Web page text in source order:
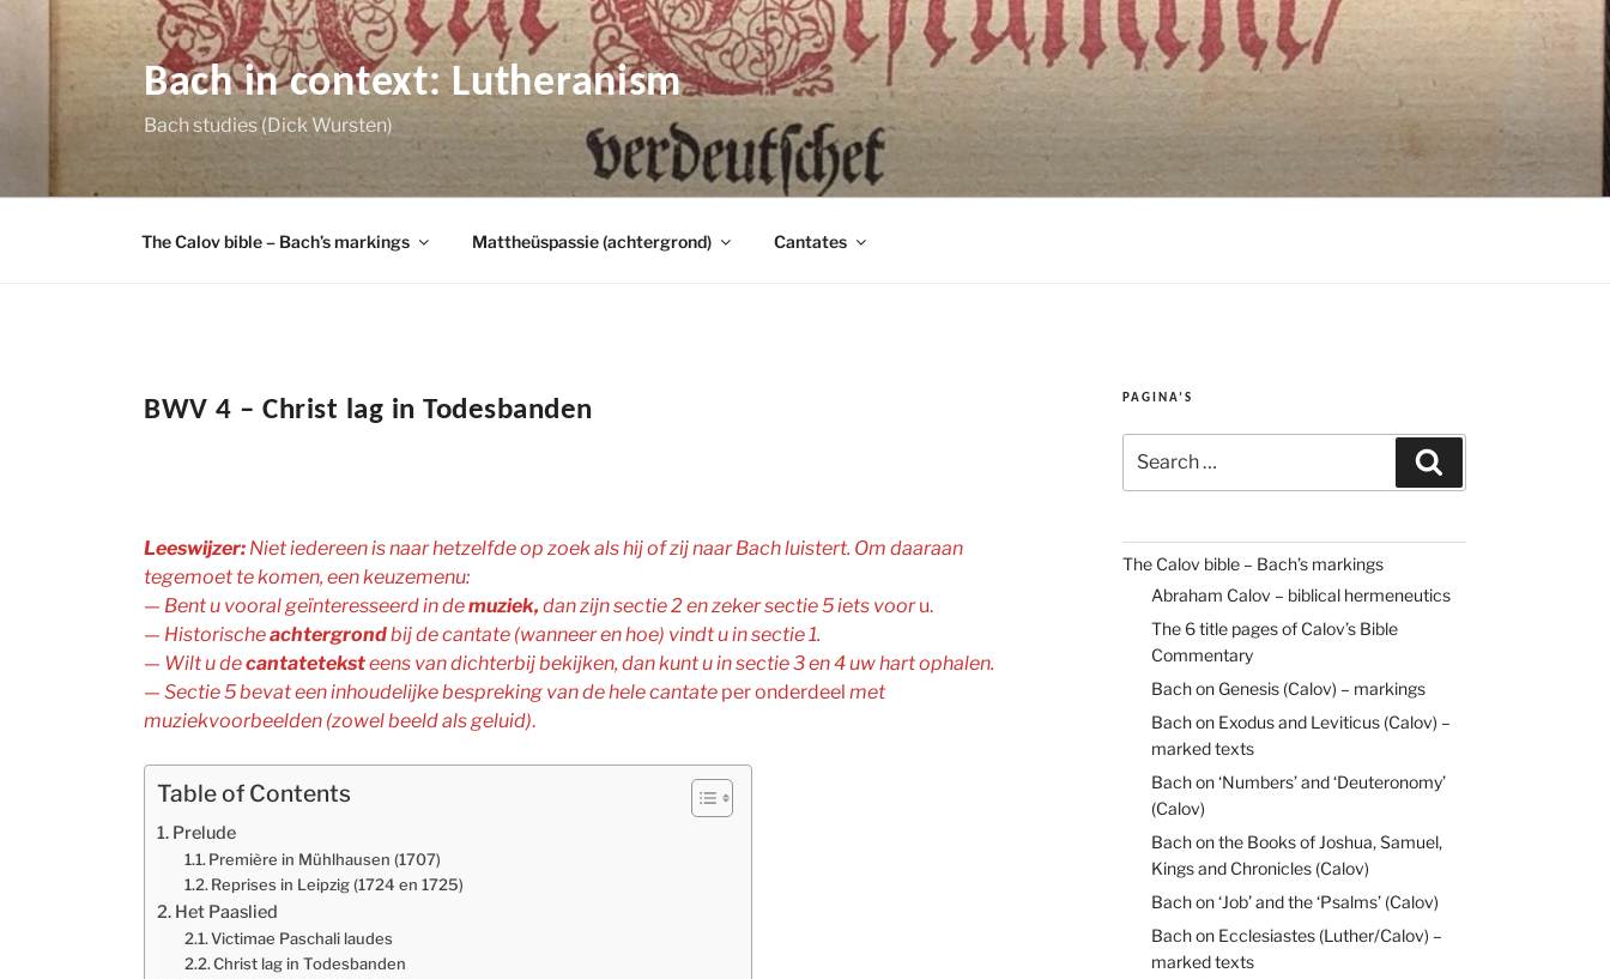
Bach in context: Lutheranism
Bach studies (Dick Wursten)
The Calov bible – Bach’s markings Mattheüspassie (achtergrond) Cantates
BWV 4 – Christ lag in Todesbanden
Leeswijzer: Niet iedereen is naar hetzelfde op zoek als hij of zij naar Bach luistert. Om daaraan
tegemoet te komen, een keuzemenu:
— Bent u vooral geïnteresseerd in demuziek, dan zijn sectie 2 en zeker sectie 5 iets vooru.
— Historischeachtergrondbij de cantate (wanneer en hoe) vindt u in sectie 1.
— Wilt u decantateteksteens van dichterbij bekijken, dan kunt u in sectie 3 en 4 uw hart ophalen.
— Sectie 5 bevat een inhoudelijke bespreking van de hele cantate per onderdeel met
muziekvoorbeelden (zowel beeld als geluid).
Table of Contents
Prelude
Première in Mühlhausen (1707)
Reprises in Leipzig (1724 en 1725)
Het Paaslied
Victimae Paschali laudes
Christ lag in Todesbanden
PAGINA’S
for:
The Calov bible – Bach’s markings
Abraham Calov – biblical hermeneutics
The 6 title pages of Calov’s Bible
Commentary
Bach on Genesis (Calov) – markings
Bach on Exodus and Leviticus (Calov) –
marked texts
Bach on ‘Numbers’ and ‘Deuteronomy’
(Calov)
Bach on the Books of Joshua, Samuel,
Kings and Chronicles (Calov)
Bach on ‘Job’ and the ‘Psalms’ (Calov)
Bach on Ecclesiastes (Luther/Calov) –
marked texts